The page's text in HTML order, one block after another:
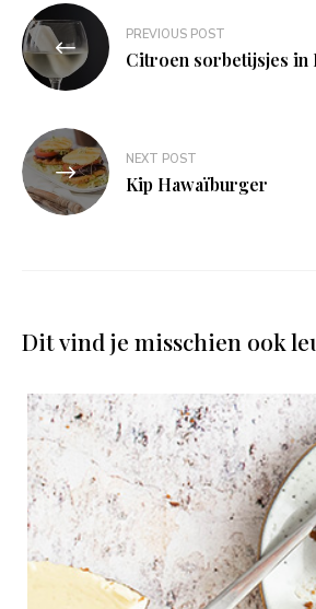
Bericht
navigatie
PREVIOUS POST
Citroen sorbetijsjes in
NEXT POST
Kip Hawaïburger
Dit vind je misschien ook